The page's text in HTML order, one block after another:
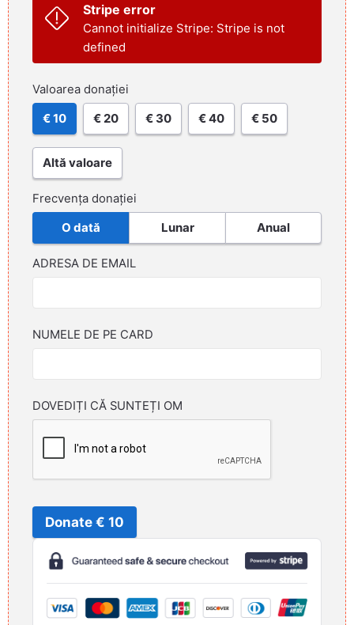
Stripe error
Cannot initialize Stripe: Stripe is not
defined
Valoarea donației
€ 10 € 20 € 30 € 40 € 50
Altă valoare
Frecvența donației
O dată Lunar Anual
ADRESA DE EMAIL
NUMELE DE PE CARD
DOVEDIȚI CĂ SUNTEȚI OM
Donate € 10